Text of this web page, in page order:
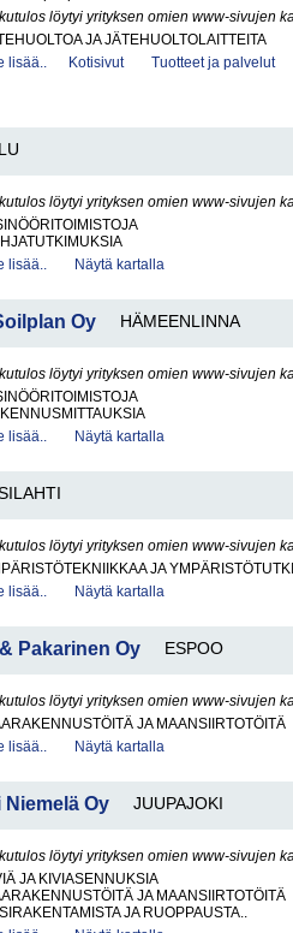
löytyi yrityksen omien www-sivujen
JA JÄTEHUOLTOLAITTEITA
lisää..
Kotisivut Tuotteet ja palvelut
löytyi yrityksen omien www-sivujen
lisää..
Näytä kartalla
Oy HÄMEENLINNA
löytyi yrityksen omien www-sivujen
lisää..
Näytä kartalla
löytyi yrityksen omien www-sivujen
JA
lisää..
Näytä kartalla
Pakarinen Oy ESPOO
löytyi yrityksen omien www-sivujen
JA MAANSIIRTOTÖITÄ
lisää..
Näytä kartalla
Oy JUUPAJOKI
löytyi yrityksen omien www-sivujen
JA KIVIASENNUKSIA
JA MAANSIIRTOTÖITÄ
JA RUOPPAUSTA..